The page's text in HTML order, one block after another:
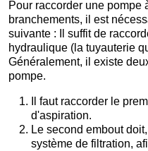
Pour raccorder une pompe
branchements, il est
suivante : Il suffit de
hydraulique (la tuyauterie
Généralement, il existe
pompe.
Il faut raccorder le
d'aspiration.
Le second embout
système de filtration,